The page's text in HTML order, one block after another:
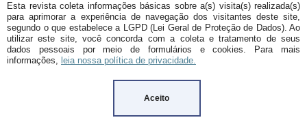
Esta revista coleta informações básicas sobre a(s) visita(s) realizada(s)
para aprimorar a experiência de navegação dos visitantes deste site,
segundo o que estabelece a LGPD (Lei Geral de Proteção de Dados). Ao
utilizar este site, você concorda com a coleta e tratamento de seus
dados pessoais por meio de formulários e cookies. Para mais
informações, leia nossa política de privacidade.
Aceito